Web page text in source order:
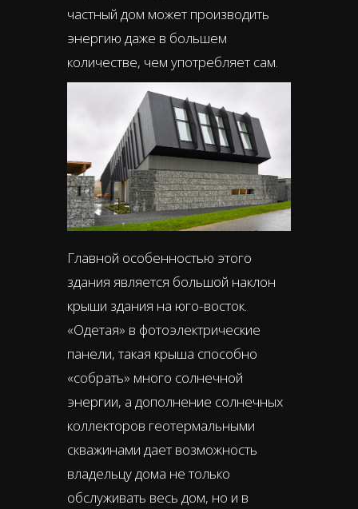
частный дом может производить
энергию даже в большем
количестве, чем употребляет сам.
Главной особенностью этого
здания является большой наклон
крыши здания на юго-восток.
«Одетая» в фотоэлектрические
панели, такая крыша способно
«собрать» много солнечной
энергии, а дополнение солнечных
коллекторов геотермальными
скважинами дает возможность
владельцу дома не только
обслуживать весь дом, но и в